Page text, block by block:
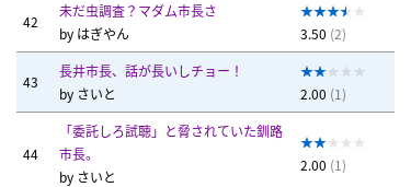
42
未だ虫調査？マダム市長さ
by はぎやん 3.50 (2)
43
長井市長、話が長いしチョー！
by さいと 2.00 (1)
44
「委託しろ試聴」と脅されていた釧路
市長。
by さいと
2.00 (1)